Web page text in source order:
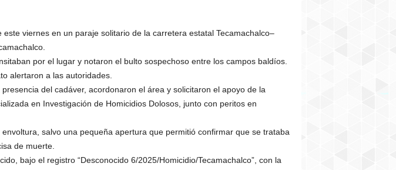
viernes en un paraje solitario de la carretera estatal Tecamachalco–
por el lugar y notaron el bulto sospechoso entre los campos baldíos.
alertaron a las autoridades.
del cadáver, acordonaron el área y solicitaron el apoyo de la
en Investigación de Homicidios Dolosos, junto con peritos en
salvo una pequeña apertura que permitió confirmar que se trataba
de muerte.
bajo el registro “Desconocido 6/2025/Homicidio/Tecamachalco”, con la